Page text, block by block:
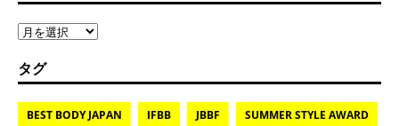
タグ
BEST BODY JAPAN IFBB JBBF SUMMER STYLE AWARD